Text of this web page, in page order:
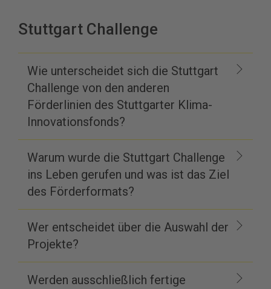
Stuttgart Challenge
Wie unterscheidet sich die Stuttgart
Challenge von den anderen
Förderlinien des Stuttgarter Klima-
Innovationsfonds?
Warum wurde die Stuttgart Challenge
ins Leben gerufen und was ist das Ziel
des Förderformats?
Wer entscheidet über die Auswahl der
Projekte?
Werden ausschließlich fertige